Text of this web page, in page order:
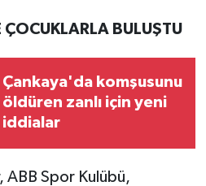
ÇOCUKLARLA BULUŞTU
Çankaya'da komşusunu
öldüren zanlı için yeni
iddialar
ABB Spor Kulübü,